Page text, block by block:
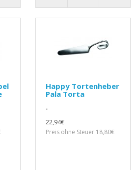
Happy Tortenheber
Pala Torta
..
22,94€
Preis ohne Steuer 18,80€